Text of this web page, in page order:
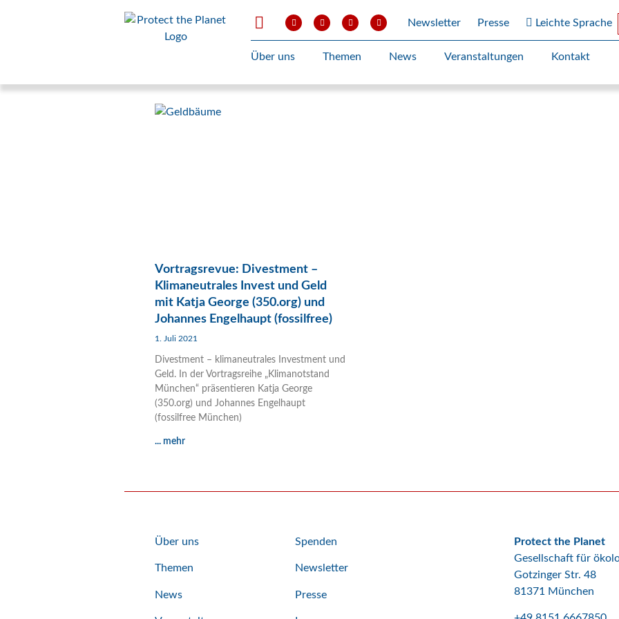
Newsletter Presse Leichte Sprache
Über uns Themen News Veranstaltungen Kontakt
Vortragsrevue: Divestment –
Klimaneutrales Invest und Geld
mit Katja George (350.org) und
Johannes Engelhaupt (fossilfree)
1. Juli 2021
Divestment – klimaneutrales Investment und
Geld. In der Vortragsreihe „Klimanotstand
München“ präsentieren Katja George
(350.org) und Johannes Engelhaupt
(fossilfree München)
... mehr
Über uns
Themen
News
Spenden
Newsletter
Presse
Protect the Planet
Gesellschaft für
Gotzinger Str. 48
81371 München